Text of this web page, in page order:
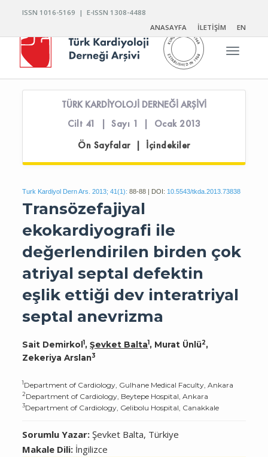
ISSN 1016-5169 | E-ISSN 1308-4488
ANASAYFA
İLETİŞİM EN
Toggle
TÜRK KARDİYOLOJİ DERNEĞİ ARŞİVİ
Cilt 41 | Sayı 1 | Ocak 2013
Ön Sayfalar | İçindekiler
Turk Kardiyol Dern Ars. 2013; 41(1): 88-88 | DOI: 10.5543/tkda.2013.73838
Transözefajiyal
ekokardiyografi ile
değerlendirilen birden çok
atriyal septal defektin
eşlik ettiği dev interatriyal
septal anevrizma
Sait Demirkol 1,Şevket Balta1, Murat Ünlü2,
Zekeriya Arslan3
1Department of Cardiology, Gulhane Medical Faculty, Ankara
2Department of Cardiology, Beytepe Hospital, Ankara
3Department of Cardiology, Gelibolu Hospital, Canakkale
Sorumlu Yazar:Şevket Balta, Türkiye
Makale Dili: İngilizce